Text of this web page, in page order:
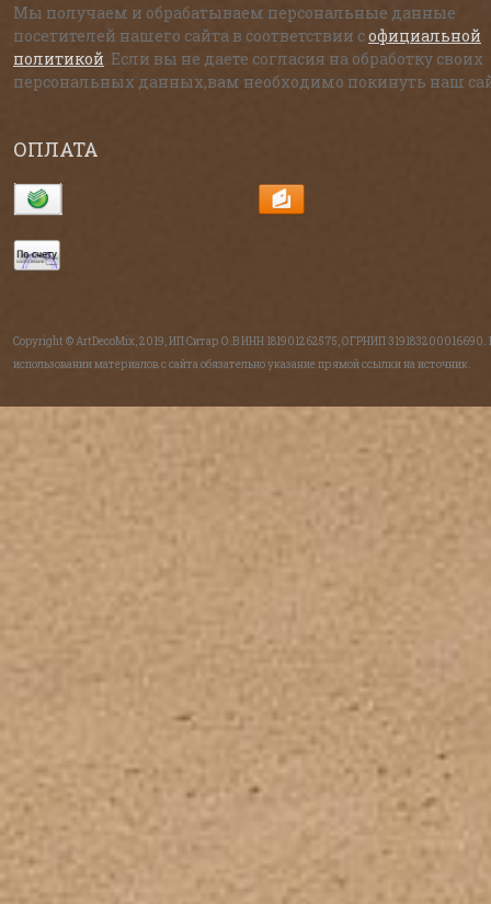
Мы получаем и обрабатываем персональные данные
посетителей нашего сайта в соответствии софициальной
политикой . Если вы не даете согласия на обработку своих
персональных данных,вам необходимо покинуть наш
ОПЛАТА
Copyright © ArtDecoMix, 2019, ИП Ситар О.В ИНН 181901262575, ОГРНИП 319183200016690.
использовании материалов с сайта обязательно указание прямой ссылки на источник.